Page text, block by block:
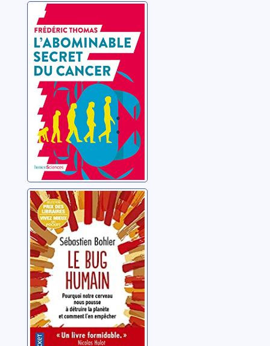
L'abominable
secret du cancer
Thomas, Frédéric
Le bug humain:
pourquoi notre
cerveau nous
pousse à
détruire la
planète et
comment l'en
empêcher
Bohler, Sébastien